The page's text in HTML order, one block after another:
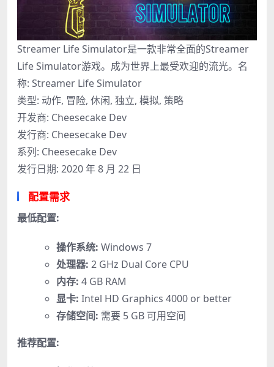
Streamer Life Simulator是一款非常全面的Streamer
Life Simulator游戏。成为世界上最受欢迎的流光。名
称: Streamer Life Simulator
类型: 动作, 冒险, 休闲, 独立, 模拟, 策略
开发商: Cheesecake Dev
发行商: Cheesecake Dev
系列: Cheesecake Dev
发行日期: 2020 年 8 月 22 日
配置需求
最低配置:
操作系统: Windows 7
处理器: 2 GHz Dual Core CPU
内存: 4 GB RAM
显卡: Intel HD Graphics 4000 or better
存储空间: 需要 5 GB 可用空间
推荐配置: